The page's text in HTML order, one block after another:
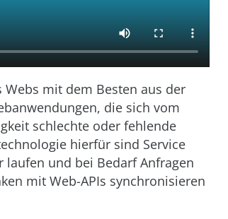
Webs mit dem Besten aus der
die sich vom
schlechte oder fehlende
hierfür sind Service
und bei Bedarf Anfragen
mit Web-APIs synchronisieren